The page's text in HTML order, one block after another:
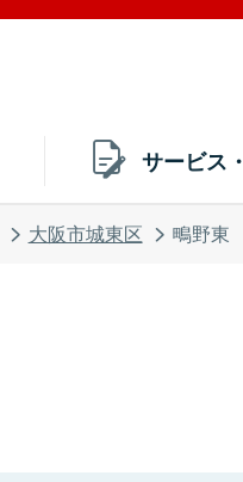
サービス
大阪市城東区 鴫野東